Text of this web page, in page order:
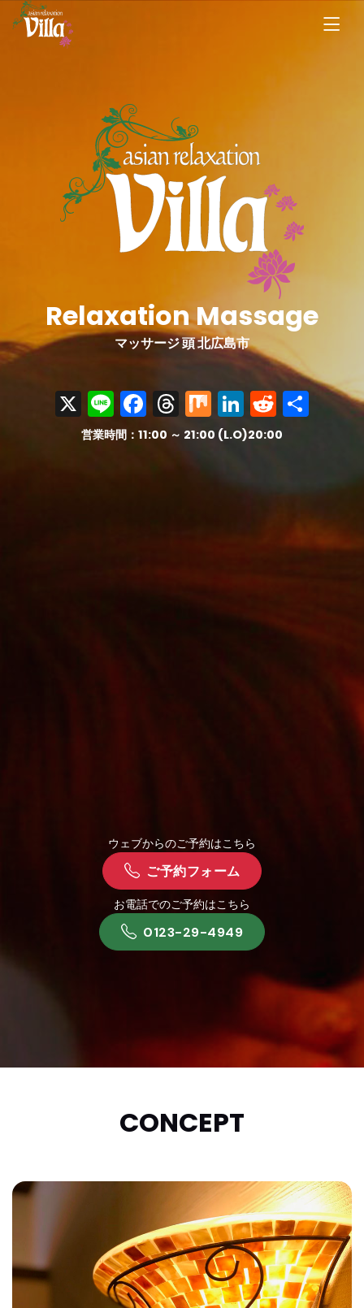
Relaxation Massage
マッサージ 頭 北広島市
X LineFacebook
Threads
MixLinkedIn
Reddit
共
営業時間：11:00 ～ 21:00 (L.O)20:00
ウェブからのご予約はこちら
ご予約フォーム
お電話でのご予約はこちら
0123-29-4949
CONCEPT